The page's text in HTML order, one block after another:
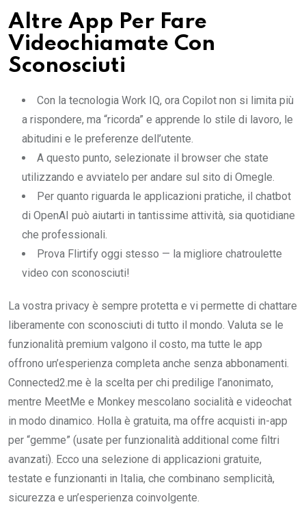
Altre App Per Fare
Videochiamate Con
Sconosciuti
Con la tecnologia Work IQ, ora Copilot non si limita più
a rispondere, ma “ricorda” e apprende lo stile di lavoro, le
abitudini e le preferenze dell’utente.
A questo punto, selezionate il browser che state
utilizzando e avviatelo per andare sul sito di Omegle.
Per quanto riguarda le applicazioni pratiche, il chatbot
di OpenAI può aiutarti in tantissime attività, sia quotidiane
che professionali.
Prova Flirtify oggi stesso — la migliore chatroulette
video con sconosciuti!
La vostra privacy è sempre protetta e vi permette di chattare
liberamente con sconosciuti di tutto il mondo. Valuta se le
funzionalità premium valgono il costo, ma tutte le app
offrono un’esperienza completa anche senza abbonamenti.
Connected2.me è la scelta per chi predilige l’anonimato,
mentre MeetMe e Monkey mescolano socialità e videochat
in modo dinamico. Holla è gratuita, ma offre acquisti in-app
per “gemme” (usate per funzionalità additional come filtri
avanzati). Ecco una selezione di applicazioni gratuite,
testate e funzionanti in Italia, che combinano semplicità,
sicurezza e un’esperienza coinvolgente.